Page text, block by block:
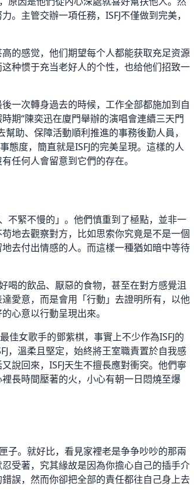
主管交辦一項任務，ISFJ不僅做到完美，
的感觉，他们期望每个人都能获取充足资源
种惯于充当老好人的个性，也给他们招致一
一次轉身過去的時候，工作全部都施加到自
期“陳奕迅在廈門舉辦的演唱會連續三天門
助、保障活動順利推進的事務後勤人員，
態度，簡直就是ISFJ的完美呈現。這樣的人
任何人會留意到它們的存在。
不緊不慢的」。他們慎重到了極點，並非一
地去觀察對方，比如思索你究竟是不是一個
去付出情感的人。而這樣一種猶如暗中等待
喝的飲品、厭惡的食物，甚至在對方感覺沮
愛意，而是會用「行動」去證明所有，以他
心意以行動呈現出來。
佳女歌手的鄧紫棋，事實上不少作為ISFJ的
，溫柔且堅定，始終將王室職責置於自我感
說回來，ISFJ天生不擅長應對衝突。他們寧
長時間壓著的火，小心有朝一日悶燒至爆
子。就好比，看見家裡老是争争吵吵的那兩
受著，究其緣故是因為你擔心自己的插手介
誤，然而你卻把全部的責任都往自己身上去